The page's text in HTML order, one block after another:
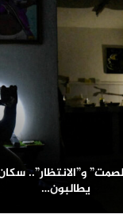
و”الانتظار”..
يطالبون…